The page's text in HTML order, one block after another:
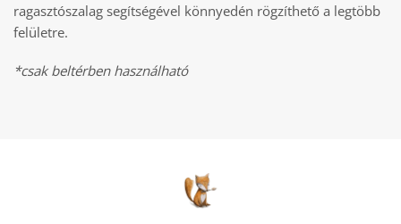
ragasztószalag segítségével könnyedén rögzíthető a legtöbb
felületre.
*csak beltérben használható